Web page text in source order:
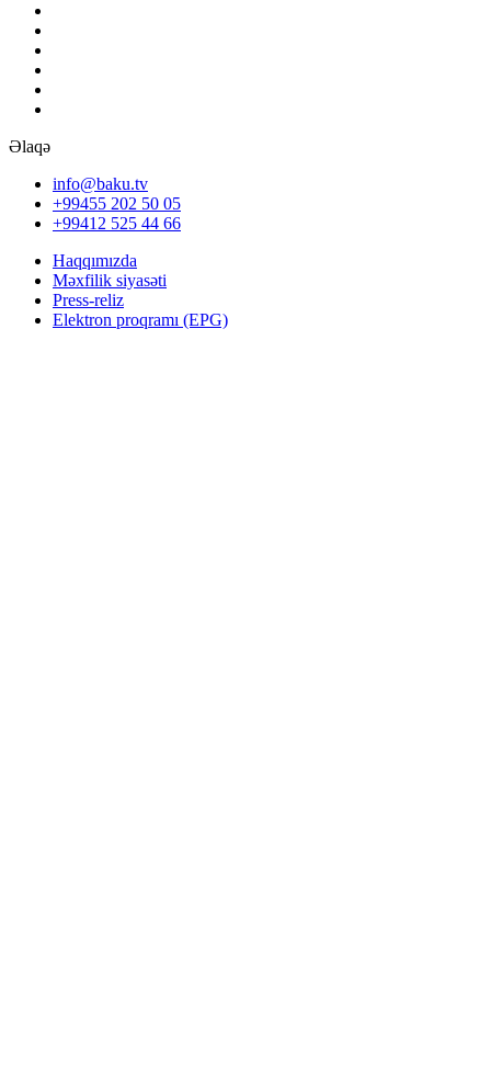
Əlaqə
info@baku.tv
+99455 202 50 05
+99412 525 44 66
Haqqımızda
Məxfilik siyasəti
Press-reliz
Elektron proqramı (EPG)